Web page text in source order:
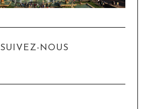
SUIVEZ-NOUS